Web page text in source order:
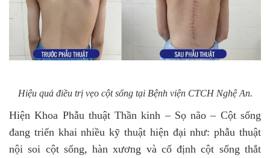
Hiệu quả điều trị vẹo cột sống tại Bệnh viện CTCH Nghệ An.
Hiện Khoa Phẫu thuật Thần kinh – Sọ não – Cột sống
đang triển khai nhiều kỹ thuật hiện đại như: phẫu thuật
nội soi cột sống, hàn xương và cố định cột sống thắt